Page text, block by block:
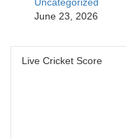
June 23, 2026
Live Cricket Score